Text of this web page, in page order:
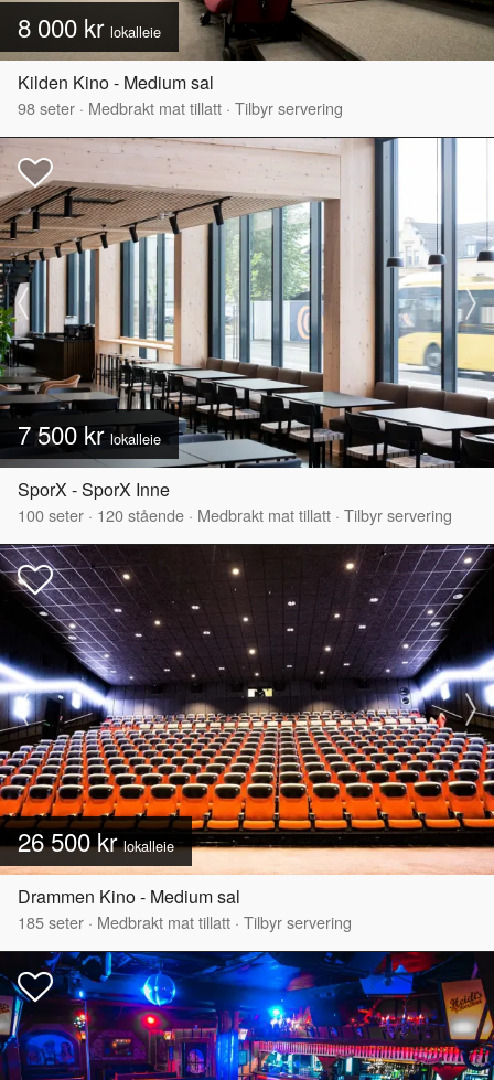
8 000 kr lokalleie
Kilden Kino - Medium sal
98seter · Medbrakt mat tillatt · Tilbyr servering
7 500 krlokalleie
SporX - SporX Inne
100seter · 120stående · Medbrakt mat tillatt · Tilbyr servering
26 500 krlokalleie
Drammen Kino - Medium sal
185seter · Medbrakt mat tillatt · Tilbyr servering